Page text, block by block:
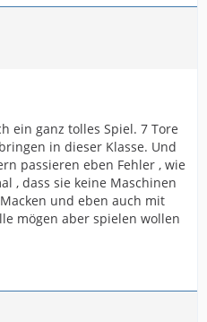
ein ganz tolles Spiel. 7 Tore
in dieser Klasse. Und
passieren eben Fehler , wie
, dass sie keine Maschinen
und eben auch mit
mögen aber spielen wollen